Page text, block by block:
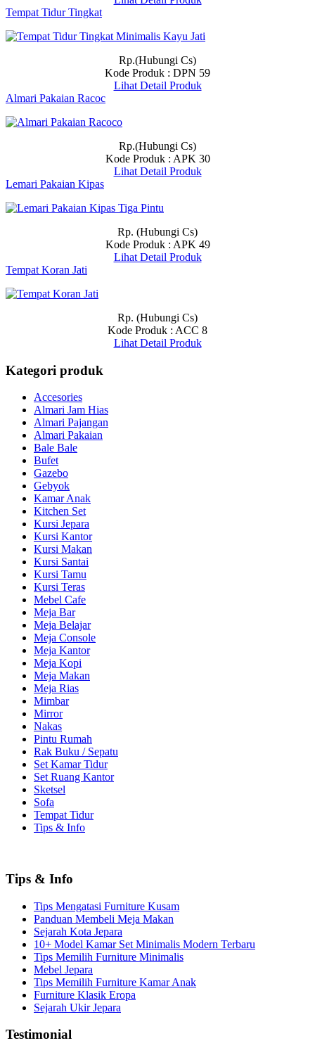
Tempat Tidur Tingkat
Rp.(Hubungi Cs)
Kode Produk : DPN 59
Lihat Detail Produk
Almari Pakaian Racoc
Rp.(Hubungi Cs)
Kode Produk : APK 30
Lihat Detail Produk
Lemari Pakaian Kipas
Rp. (Hubungi Cs)
Kode Produk : APK 49
Lihat Detail Produk
Tempat Koran Jati
Rp. (Hubungi Cs)
Kode Produk : ACC 8
Lihat Detail Produk
Kategori produk
Accesories
Almari Jam Hias
Almari Pajangan
Almari Pakaian
Bale Bale
Bufet
Gazebo
Gebyok
Kamar Anak
Kitchen Set
Kursi Jepara
Kursi Kantor
Kursi Makan
Kursi Santai
Kursi Tamu
Kursi Teras
Mebel Cafe
Meja Bar
Meja Belajar
Meja Console
Meja Kantor
Meja Kopi
Meja Makan
Meja Rias
Mimbar
Mirror
Nakas
Pintu Rumah
Rak Buku / Sepatu
Set Kamar Tidur
Set Ruang Kantor
Sketsel
Sofa
Tempat Tidur
Tips & Info
Tips & Info
Tips Mengatasi Furniture Kusam
Panduan Membeli Meja Makan
Sejarah Kota Jepara
10+ Model Kamar Set Minimalis Modern Terbaru
Tips Memilih Furniture Minimalis
Mebel Jepara
Tips Memilih Furniture Kamar Anak
Furniture Klasik Eropa
Sejarah Ukir Jepara
Testimonial